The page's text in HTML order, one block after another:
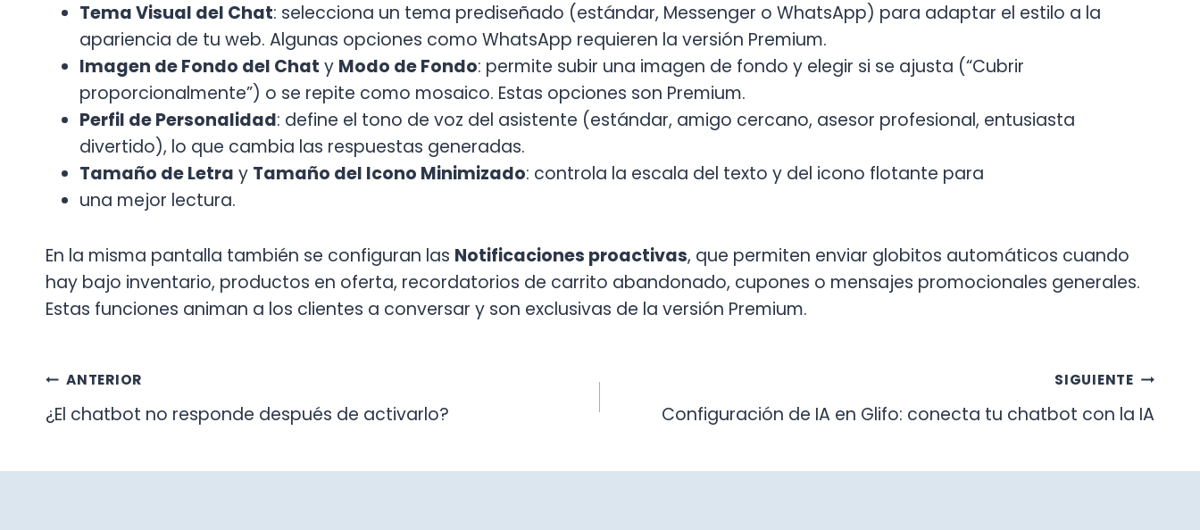
Tema Visual del Chat: selecciona un tema prediseñado (estándar, Messenger o WhatsApp) para adaptar el estilo a la
apariencia de tu web. Algunas opciones como WhatsApp requieren la versión Premium.
Imagen de Fondo del Chat y Modo de Fondo: permite subir una imagen de fondo y elegir si se ajusta (“Cubrir
proporcionalmente”) o se repite como mosaico. Estas opciones son Premium.
Perfil de Personalidad: define el tono de voz del asistente (estándar, amigo cercano, asesor profesional, entusiasta
divertido), lo que cambia las respuestas generadas.
Tamaño de Letra y Tamaño del Icono Minimizado: controla la escala del texto y del icono flotante para
una mejor lectura.
En la misma pantalla también se configuran las Notificaciones proactivas, que permiten enviar globitos automáticos cuando
hay bajo inventario, productos en oferta, recordatorios de carrito abandonado, cupones o mensajes promocionales generales.
Estas funciones animan a los clientes a conversar y son exclusivas de la versión Premium.
Navegación
de
ANTERIOR
¿El chatbot no responde después de activarlo?
SIGUIENTE
Configuración de IA en Glifo: conecta tu chatbot con la IA